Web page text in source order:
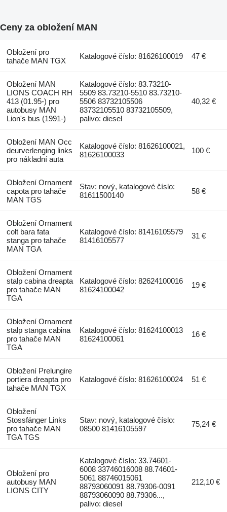
Ceny za obložení MAN
Obložení pro
tahače MAN TGX
Katalogové číslo: 81626100019 47 €
Obložení MAN
LIONS COACH RH
413 (01.95-) pro
autobusy MAN
Lion's bus (1991-)
Katalogové číslo: 83.73210-
5509 83.73210-5510 83.73210-
5506 83732105506
83732105510 83732105509,
palivo: diesel
40,32 €
Obložení MAN Occ
deurverlenging links
pro nákladní auta
Katalogové číslo: 81626100021,
81626100033
100 €
Obložení Ornament
capota pro tahače
MAN TGS
Stav: nový, katalogové číslo:
81611500140
58 €
Obložení Ornament
colt bara fata
stanga pro tahače
MAN TGA
Katalogové číslo: 81416105579
81416105577
31 €
Obložení Ornament
stalp cabina dreapta
pro tahače MAN
TGA
Katalogové číslo: 82624100016
81624100042
19 €
Obložení Ornament
stalp stanga cabina
pro tahače MAN
TGA
Katalogové číslo: 81624100013
81624100061
16 €
Obložení Prelungire
portiera dreapta pro
tahače MAN TGX
Katalogové číslo: 81626100024 51 €
Obložení
Stossfänger Links
pro tahače MAN
TGA TGS
Stav: nový, katalogové číslo:
08500 81416105597
75,24 €
Obložení pro
autobusy MAN
LIONS CITY
Katalogové číslo: 33.74601-
6008 33746016008 88.74601-
5061 88746015061
88793060091 88.79306-0091
88793060090 88.79306...,
palivo: diesel
212,10 €